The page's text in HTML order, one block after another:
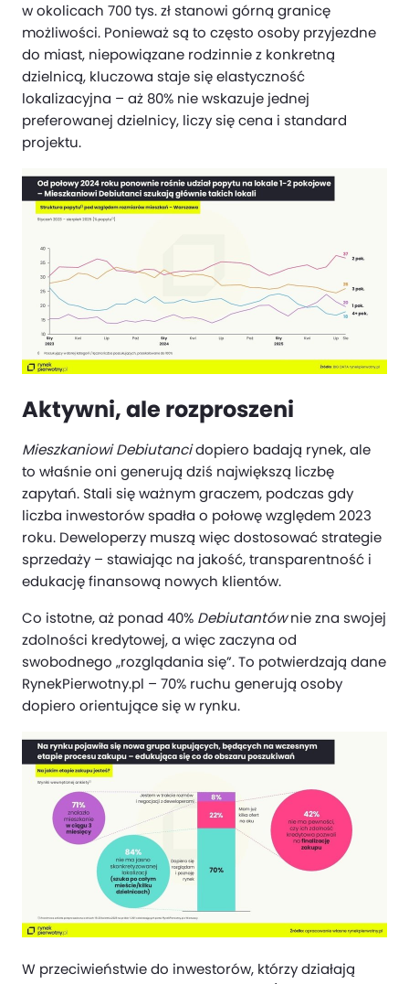
w okolicach 700 tys. zł stanowi górną granicę
możliwości. Ponieważ są to często osoby przyjezdne
do miast, niepowiązane rodzinnie z konkretną
dzielnicą, kluczowa staje się elastyczność
lokalizacyjna – aż 80% nie wskazuje jednej
preferowanej dzielnicy, liczy się cena i standard
projektu.
Aktywni, ale rozproszeni
Mieszkaniowi Debiutancidopiero badają rynek, ale
to właśnie oni generują dziś największą liczbę
zapytań. Stali się ważnym graczem, podczas gdy
liczba inwestorów spadła o połowę względem 2023
roku. Deweloperzy muszą więc dostosować strategie
sprzedaży – stawiając na jakość, transparentność i
edukację finansową nowych klientów.
Co istotne, aż ponad 40% Debiutantównie zna swojej
zdolności kredytowej, a więc zaczyna od
swobodnego „rozglądania się”. To potwierdzają dane
RynekPierwotny.pl – 70% ruchu generują osoby
dopiero orientujące się w rynku.
W przeciwieństwie do inwestorów, którzy działają